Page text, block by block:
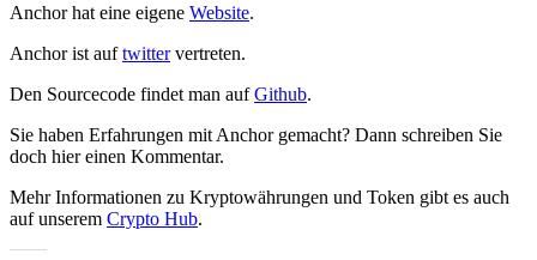
Anchor hat eine eigene Website.
Anchor ist auftwittervertreten.
Den Sourcecode findet man aufGithub.
Sie haben Erfahrungen mit Anchor gemacht? Dann schreiben Sie
doch hier einen Kommentar.
Mehr Informationen zu Kryptowährungen und Token gibt es auch
auf unserem Crypto Hub.